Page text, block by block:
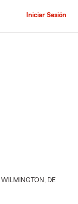
Iniciar Sesión
WILMINGTON , DE